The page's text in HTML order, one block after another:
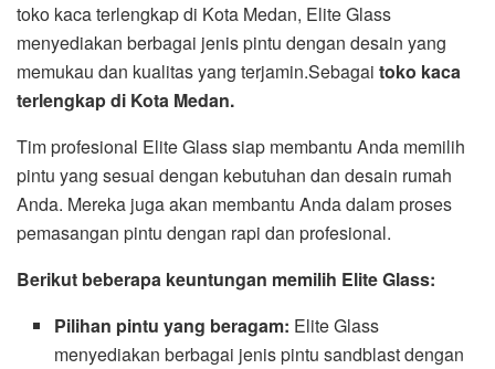
toko kaca terlengkap di Kota Medan, Elite Glass
menyediakan berbagai jenis pintu dengan desain yang
memukau dan kualitas yang terjamin.Sebagai toko kaca
terlengkap di Kota Medan.
Tim profesional Elite Glass siap membantu Anda memilih
pintu yang sesuai dengan kebutuhan dan desain rumah
Anda. Mereka juga akan membantu Anda dalam proses
pemasangan pintu dengan rapi dan profesional.
Berikut beberapa keuntungan memilih Elite Glass:
Pilihan pintu yang beragam: Elite Glass
menyediakan berbagai jenis pintu sandblast dengan